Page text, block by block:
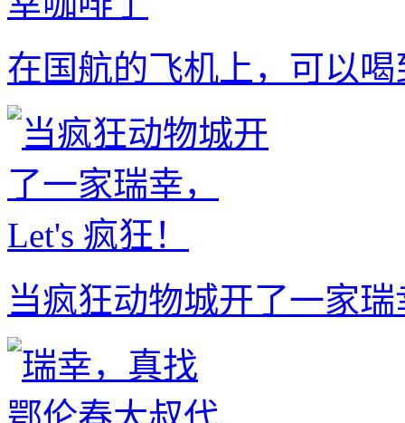
在国航的飞机上，可以
当疯狂动物城开了一家